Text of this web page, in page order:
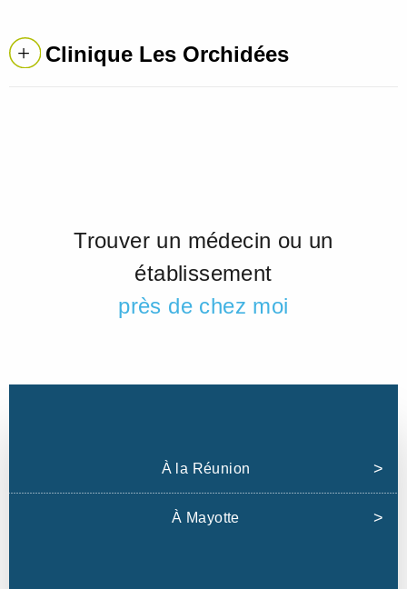
Clinique Les Orchidées
Trouver un médecin ou un
établissement
près de chez moi
À la Réunion
À Mayotte